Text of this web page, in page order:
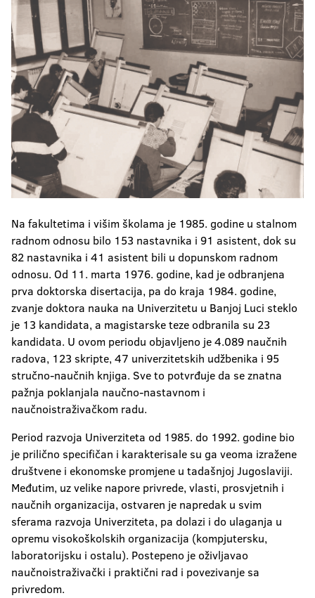
Na fakultetima i višim školama je 1985. godine u stalnom
radnom odnosu bilo 153 nastavnika i 91 asistent, dok su
82 nastavnika i 41 asistent bili u dopunskom radnom
odnosu. Od 11. marta 1976. godine, kad je odbranjena
prva doktorska disertacija, pa do kraja 1984. godine,
zvanje doktora nauka na Univerzitetu u Banjoj Luci steklo
je 13 kandidata, a magistarske teze odbranila su 23
kandidata. U ovom periodu objavljeno je 4.089 naučnih
radova, 123 skripte, 47 univerzitetskih udžbenika i 95
stručno-naučnih knjiga. Sve to potvrđuje da se znatna
pažnja poklanjala naučno-nastavnom i
naučnoistraživačkom radu.
Period razvoja Univerziteta od 1985. do 1992. godine bio
je prilično specifičan i karakterisale su ga veoma izražene
društvene i ekonomske promjene u tadašnjoj Jugoslaviji.
Međutim, uz velike napore privrede, vlasti, prosvjetnih i
naučnih organizacija, ostvaren je napredak u svim
sferama razvoja Univerziteta, pa dolazi i do ulaganja u
opremu visokoškolskih organizacija (kompjutersku,
laboratorijsku i ostalu). Postepeno je oživljavao
naučnoistraživački i praktični rad i povezivanje sa
privredom.